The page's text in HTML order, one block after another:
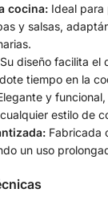
cocina: Ideal
y salsas,
Su diseño facilita el
tiempo en la
y
estilo de
Fabricada
un uso